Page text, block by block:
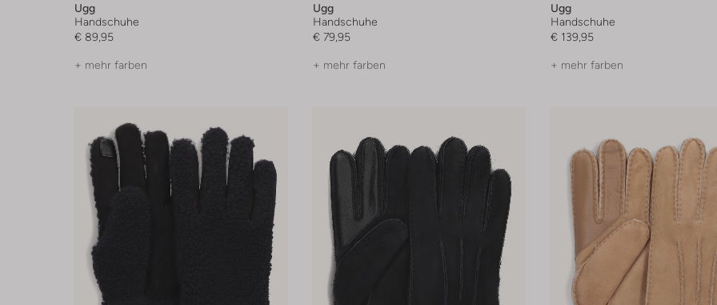
Ugg
Handschuhe
€ 89,95
+ mehr farben
Ugg
Handschuhe
€ 79,95
+ mehr farben
Ugg
Handschuhe
€ 139,95
+ mehr farben